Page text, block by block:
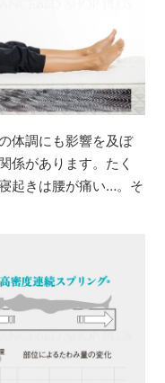
体調にも影響を及ぼ
係があります。たく
起きは腰が痛い…。そ